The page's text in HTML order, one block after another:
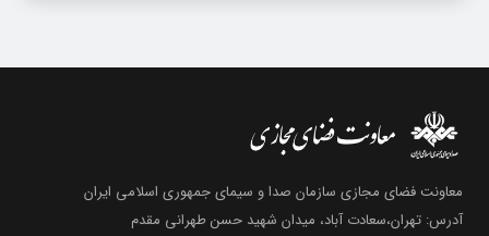
معاونت فضای مجازی سازمان صدا و سیمای جمهوری اسلامی ایران
آدرس: تهران،سعادت آباد، میدان شهید حسن طهرانی مقدم